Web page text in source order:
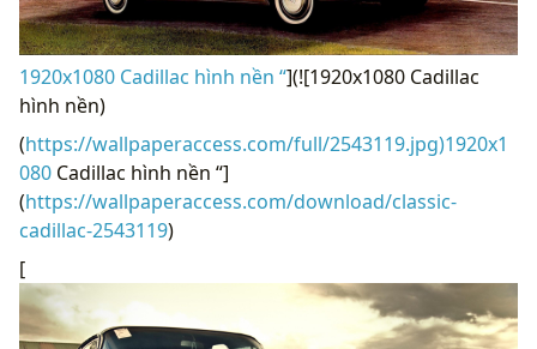
1920x1080 Cadillac hình nền “](![1920x1080 Cadillac
hình nền)
(https://wallpaperaccess.com/full/2543119.jpg)1920x1
080 Cadillac hình nền “]
(https://wallpaperaccess.com/download/classic-
cadillac-2543119)
[